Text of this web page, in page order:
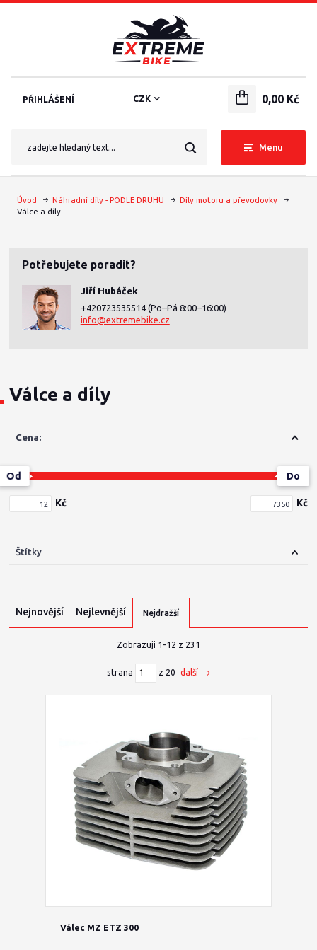
Menu
CZK
PŘIHLÁŠENÍ 0,00 Kč
Úvod Náhradní díly - PODLE DRUHU
Díly motoru a převodovky
Válce a díly
Potřebujete poradit?
Jiří Hubáček
+420723535514 (Po–Pá 8:00–16:00)
info@extremebike.cz
Válce a díly
Cena:
Kč
Od Do
Kč
Štítky
Nejnovější Nejlevnější Nejdražší
Zobrazuji 1-12 z 231
strana z 20 další
Válec MZ ETZ 300